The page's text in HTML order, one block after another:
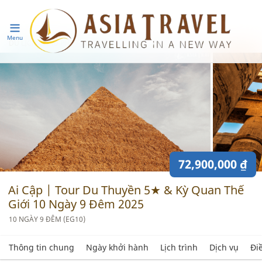
Menu
DU LỊCH CHÂU PHI AI CẬP
72,900,000 ₫
Ai Cập | Tour Du Thuyền 5★ & Kỳ Quan Thế
Giới 10 Ngày 9 Đêm 2025
10 NGÀY 9 ĐÊM (EG10)
Thông tin chung Ngày khởi hành Lịch trình Dịch vụ